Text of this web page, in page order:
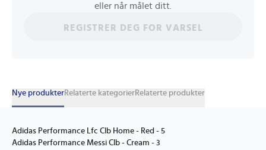
eller når målet ditt.
REGISTRER DEG FOR VARSEL
Nye produkterRelaterte kategorierRelaterte produkter
Adidas Performance Lfc Clb Home - Red - 5
Adidas Performance Messi Clb - Cream - 3